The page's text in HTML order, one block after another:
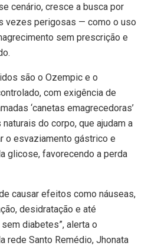
cenário, cresce a busca por
vezes perigosas — como o uso
sem prescrição e
são o Ozempic e o
com exigência de
‘canetas emagrecedoras’
do corpo, que ajudam a
o esvaziamento gástrico e
glicose, favorecendo a perda
causar efeitos como náuseas,
desidratação e até
diabetes”, alerta o
rede Santo Remédio, Jhonata